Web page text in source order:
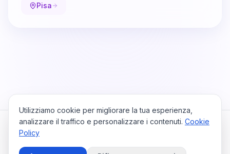
Pisa
Utilizziamo cookie per migliorare la tua esperienza,
analizzare il traffico e personalizzare i contenuti. Cookie
Policy